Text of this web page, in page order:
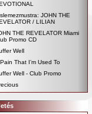
JOHN THE
/ LILIAN
THE REVELATOR Miami
Promo CD
Well
That I’m Used To
Well - Club Promo